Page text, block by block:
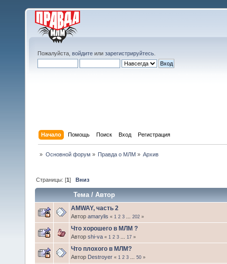
Пожалуйста, войдите или зарегистрируйтесь
Начало Помощь Поиск Вход Регистрация
» Основной форум » Правда о МЛМ » Архив
Страницы: [1]Вниз
Тема/Автор
AMWAY, часть 2
Автор amarylis « 1 2 3 202 »
Что хорошего в МЛМ ?
Автор shi-va « 1 2 3 17 »
Что плохого в МЛМ?
Автор Destroyer « 1 2 3 50 »